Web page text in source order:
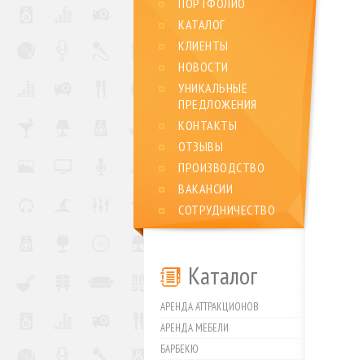
ПОРТФОЛИО
КАТАЛОГ
КЛИЕНТЫ
НОВОСТИ
УНИКАЛЬНЫЕ
ПРЕДЛОЖЕНИЯ
КОНТАКТЫ
ОТЗЫВЫ
ПРОИЗВОДСТВО
ВАКАНСИИ
СОТРУДНИЧЕСТВО
Каталог
АРЕНДА АТТРАКЦИОНОВ
АРЕНДА МЕБЕЛИ
БАРБЕКЮ